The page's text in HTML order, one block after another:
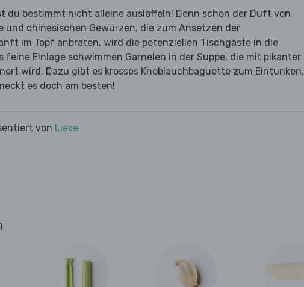
du bestimmt nicht alleine auslöffeln! Denn schon der Duft von
und chinesischen Gewürzen, die zum Ansetzen der
im Topf anbraten, wird die potenziellen Tischgäste in die
feine Einlage schwimmen Garnelen in der Suppe, die mit pikanter
wird. Dazu gibt es krosses Knoblauchbaguette zum Eintunken.
es doch am besten!
von Lieke